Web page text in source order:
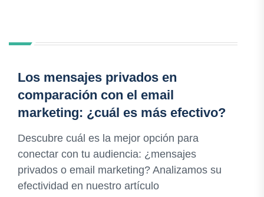
Los mensajes privados en
comparación con el email
marketing: ¿cuál es más efectivo?
Descubre cuál es la mejor opción para
conectar con tu audiencia: ¿mensajes
privados o email marketing? Analizamos su
efectividad en nuestro artículo